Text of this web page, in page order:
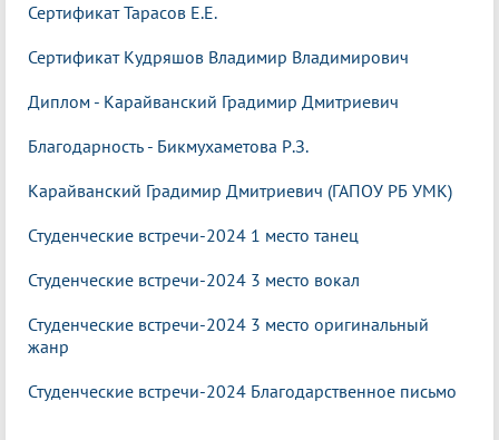
Сертификат Тарасов Е.Е.
Сертификат Кудряшов Владимир Владимирович
Диплом - Карайванский Градимир Дмитриевич
Благодарность - Бикмухаметова Р.З.
Карайванский Градимир Дмитриевич (ГАПОУ РБ УМК)
Студенческие встречи-2024 1 место танец
Студенческие встречи-2024 3 место вокал
Студенческие встречи-2024 3 место оригинальный
жанр
Студенческие встречи-2024 Благодарственное письмо